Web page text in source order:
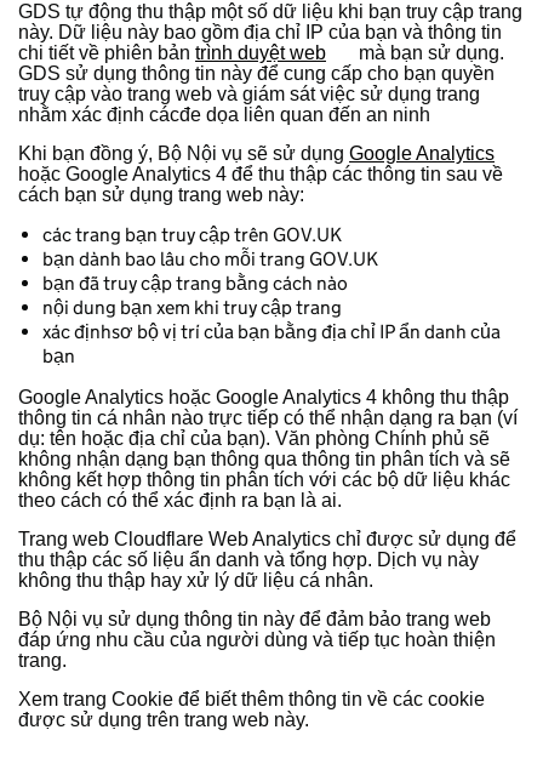
GDS tự động thu thập một số dữ liệu khi bạn truy cập trang
này. Dữ liệu này bao gồm địa chỉ IP của bạn và thông tin
chi tiết về phiên bản trình duyệt web
mà bạn sử dụng.
GDS sử dụng thông tin này để cung cấp cho bạn quyền
truy cập vào trang web và giám sát việc sử dụng trang
nhằm xác định cácđe dọa liên quan đến an ninh
Khi bạn đồng ý, Bộ Nội vụ sẽ sử dụng Google Analytics
hoặc Google Analytics 4 để thu thập các thông tin sau về
cách bạn sử dụng trang web này:
các trang bạn truy cập trên GOV.UK
bạn dành bao lâu cho mỗi trang GOV.UK
bạn đã truy cập trang bằng cách nào
nội dung bạn xem khi truy cập trang
xác địnhsơ bộ vị trí của bạn bằng địa chỉ IP ẩn danh của
bạn
Google Analytics hoặc Google Analytics 4 không thu thập
thông tin cá nhân nào trực tiếp có thể nhận dạng ra bạn (ví
dụ: tên hoặc địa chỉ của bạn). Văn phòng Chính phủ sẽ
không nhận dạng bạn thông qua thông tin phân tích và sẽ
không kết hợp thông tin phân tích với các bộ dữ liệu khác
theo cách có thể xác định ra bạn là ai.
Trang web Cloudflare Web Analytics chỉ được sử dụng để
thu thập các số liệu ẩn danh và tổng hợp. Dịch vụ này
không thu thập hay xử lý dữ liệu cá nhân.
Bộ Nội vụ sử dụng thông tin này để đảm bảo trang web
đáp ứng nhu cầu của người dùng và tiếp tục hoàn thiện
trang.
Xem trang Cookie để biết thêm thông tin về các cookie
được sử dụng trên trang web này.